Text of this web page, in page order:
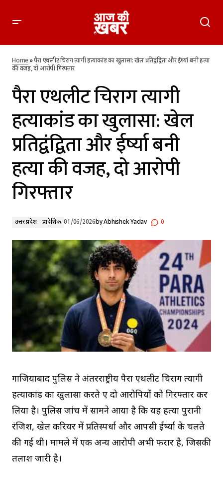
बनी हत्या की वजह, दो आरोपी गिरफ्तार
Home»पैरा एथलीट चिराग त्यागी हत्याकांड का खुलासा: खेल प्रतिद्वंद्विता और ईर्ष्या बनी हत्या
की वजह, दो आरोपी गिरफ्तार
पैरा एथलीट चिराग त्यागी
हत्याकांड का खुलासा: खेल
प्रतिद्वंद्विता और ईर्ष्या बनी
हत्या की वजह, दो आरोपी
गिरफ्तार
उत्तर प्रदेश प्रादेशिक 01/06/2026byAbhishek Yadav 0
गाजियाबाद पुलिस ने अंतरराष्ट्रीय पैरा एथलीट चिराग त्यागी
हत्याकांड का खुलासा करते हुए दो आरोपियों को गिरफ्तार कर
लिया है। पुलिस जांच में सामने आया है कि यह हत्या पुरानी
रंजिश, खेल करियर में प्रतिस्पर्धा और आपसी ईर्ष्या के चलते
की गई थी। मामले में एक अन्य आरोपी अभी फरार है, जिसकी
तलाश जारी है।